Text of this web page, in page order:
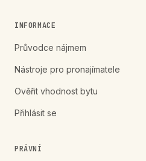
INFORMACE
Průvodce nájmem
Nástroje pro pronajímatele
Ověřit vhodnost bytu
Přihlásit se
PRÁVNÍ